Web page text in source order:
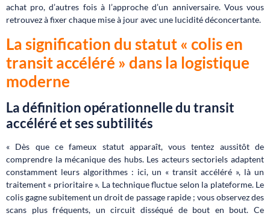
achat pro, d’autres fois à l’approche d’un anniversaire. Vous vous
retrouvez à fixer chaque mise à jour avec une lucidité déconcertante.
La signification du statut « colis en
transit accéléré » dans la logistique
moderne
La définition opérationnelle du transit
accéléré et ses subtilités
« Dès que ce fameux statut apparaît, vous tentez aussitôt de
comprendre la mécanique des hubs. Les acteurs sectoriels adaptent
constamment leurs algorithmes : ici, un « transit accéléré », là un
traitement « prioritaire ». La technique fluctue selon la plateforme. Le
colis gagne subitement un droit de passage rapide ; vous observez des
scans plus fréquents, un circuit disséqué de bout en bout. Ce